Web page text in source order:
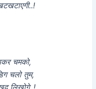
चमको,
चलो तुम,